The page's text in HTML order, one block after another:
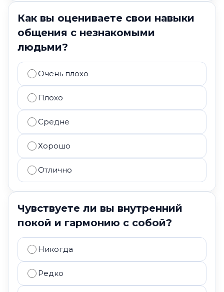
Как вы оцениваете свои навыки
общения с незнакомыми
людьми?
Очень плохо
Плохо
Средне
Хорошо
Отлично
Чувствуете ли вы внутренний
покой и гармонию с собой?
Никогда
Редко